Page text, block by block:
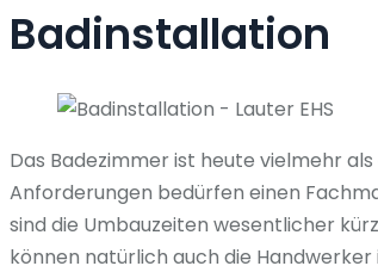
Badinstallation
Das Badezimmer ist heute vielmehr
Anforderungen bedürfen einen
sind die Umbauzeiten wesentlicher
können natürlich auch die